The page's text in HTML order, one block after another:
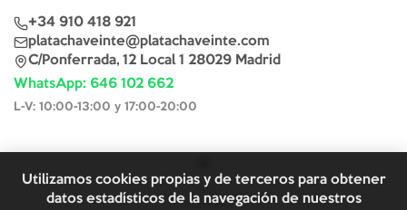
+34 910 418 921
platachaveinte@platachaveinte.com
C/Ponferrada, 12 Local 1 28029 Madrid
WhatsApp: 646 102 662
L-V: 10:00-13:00 y 17:00-20:00
Utilizamos cookies propias y de terceros para obtener
datos estadísticos de la navegación de nuestros